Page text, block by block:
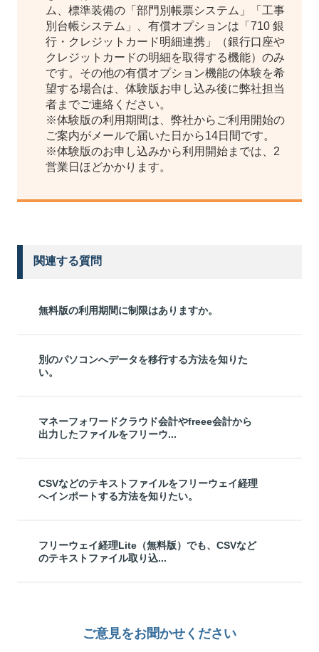
ム、標準装備の「部門別帳票システム」「工事
別台帳システム」、有償オプションは「710 銀
行・クレジットカード明細連携」（銀行口座や
クレジットカードの明細を取得する機能）のみ
です。その他の有償オプション機能の体験を希
望する場合は、体験版お申し込み後に弊社担当
者までご連絡ください。
※体験版の利用期間は、弊社からご利用開始の
ご案内がメールで届いた日から14日間です。
※体験版のお申し込みから利用開始までは、2
営業日ほどかかります。
関連する質問
無料版の利用期間に制限はありますか。
別のパソコンへデータを移行する方法を知りた
い。
マネーフォワードクラウド会計やfreee会計から
出力したファイルをフリーウ...
CSVなどのテキストファイルをフリーウェイ経理
へインポートする方法を知りたい。
フリーウェイ経理Lite（無料版）でも、CSVなど
のテキストファイル取り込...
ご意見をお聞かせください